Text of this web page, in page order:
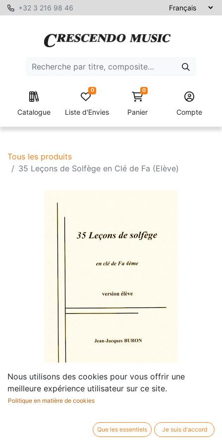
+32 3 216 98 46
Catalogue Liste d'Envies
0 0
Panier Compte
Tous les produits
35 Leçons de Solfège en Clé de Fa (Elève)
35 Leçons de Solfège en Clé
Jean-Jacques Buron
Nous utilisons des cookies pour vous offrir une
meilleure expérience utilisateur sur ce site.
Politique en matière de cookies
Que les essentiels Je suis d'accord